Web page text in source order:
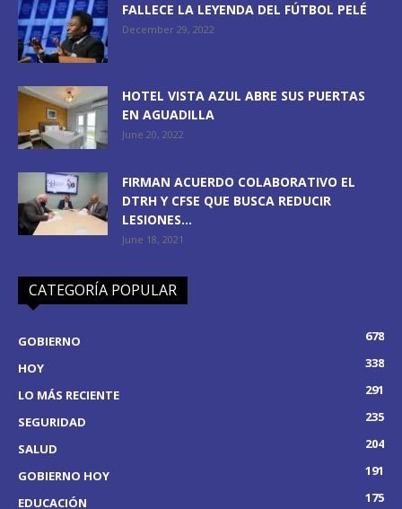
FALLECE LA LEYENDA DEL FÚTBOL PELÉ
December 29, 2022
HOTEL VISTA AZUL ABRE SUS PUERTAS
EN AGUADILLA
June 20, 2022
FIRMAN ACUERDO COLABORATIVO EL
DTRH Y CFSE QUE BUSCA REDUCIR
LESIONES...
June 18, 2021
CATEGORÍA POPULAR
GOBIERNO
678
HOY
338
LO MÁS RECIENTE
291
SEGURIDAD
235
SALUD
204
GOBIERNO HOY
191
EDUCACIÓN
175